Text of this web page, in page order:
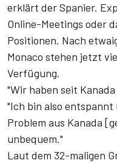
erklärt der Spanier.
Online-Meetings oder
Positionen. Nach
Monaco stehen jetzt
Verfügung.
"Wir haben seit
"Ich bin also
Problem aus Kanada
unbequem."
Laut dem 32-maligen